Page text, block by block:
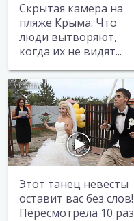
Скрытая камера на
пляже Крыма: Что
люди вытворяют,
когда их не видят...
Этот танец невесты
оставит вас без слов!
Пересмотрела 10 раз